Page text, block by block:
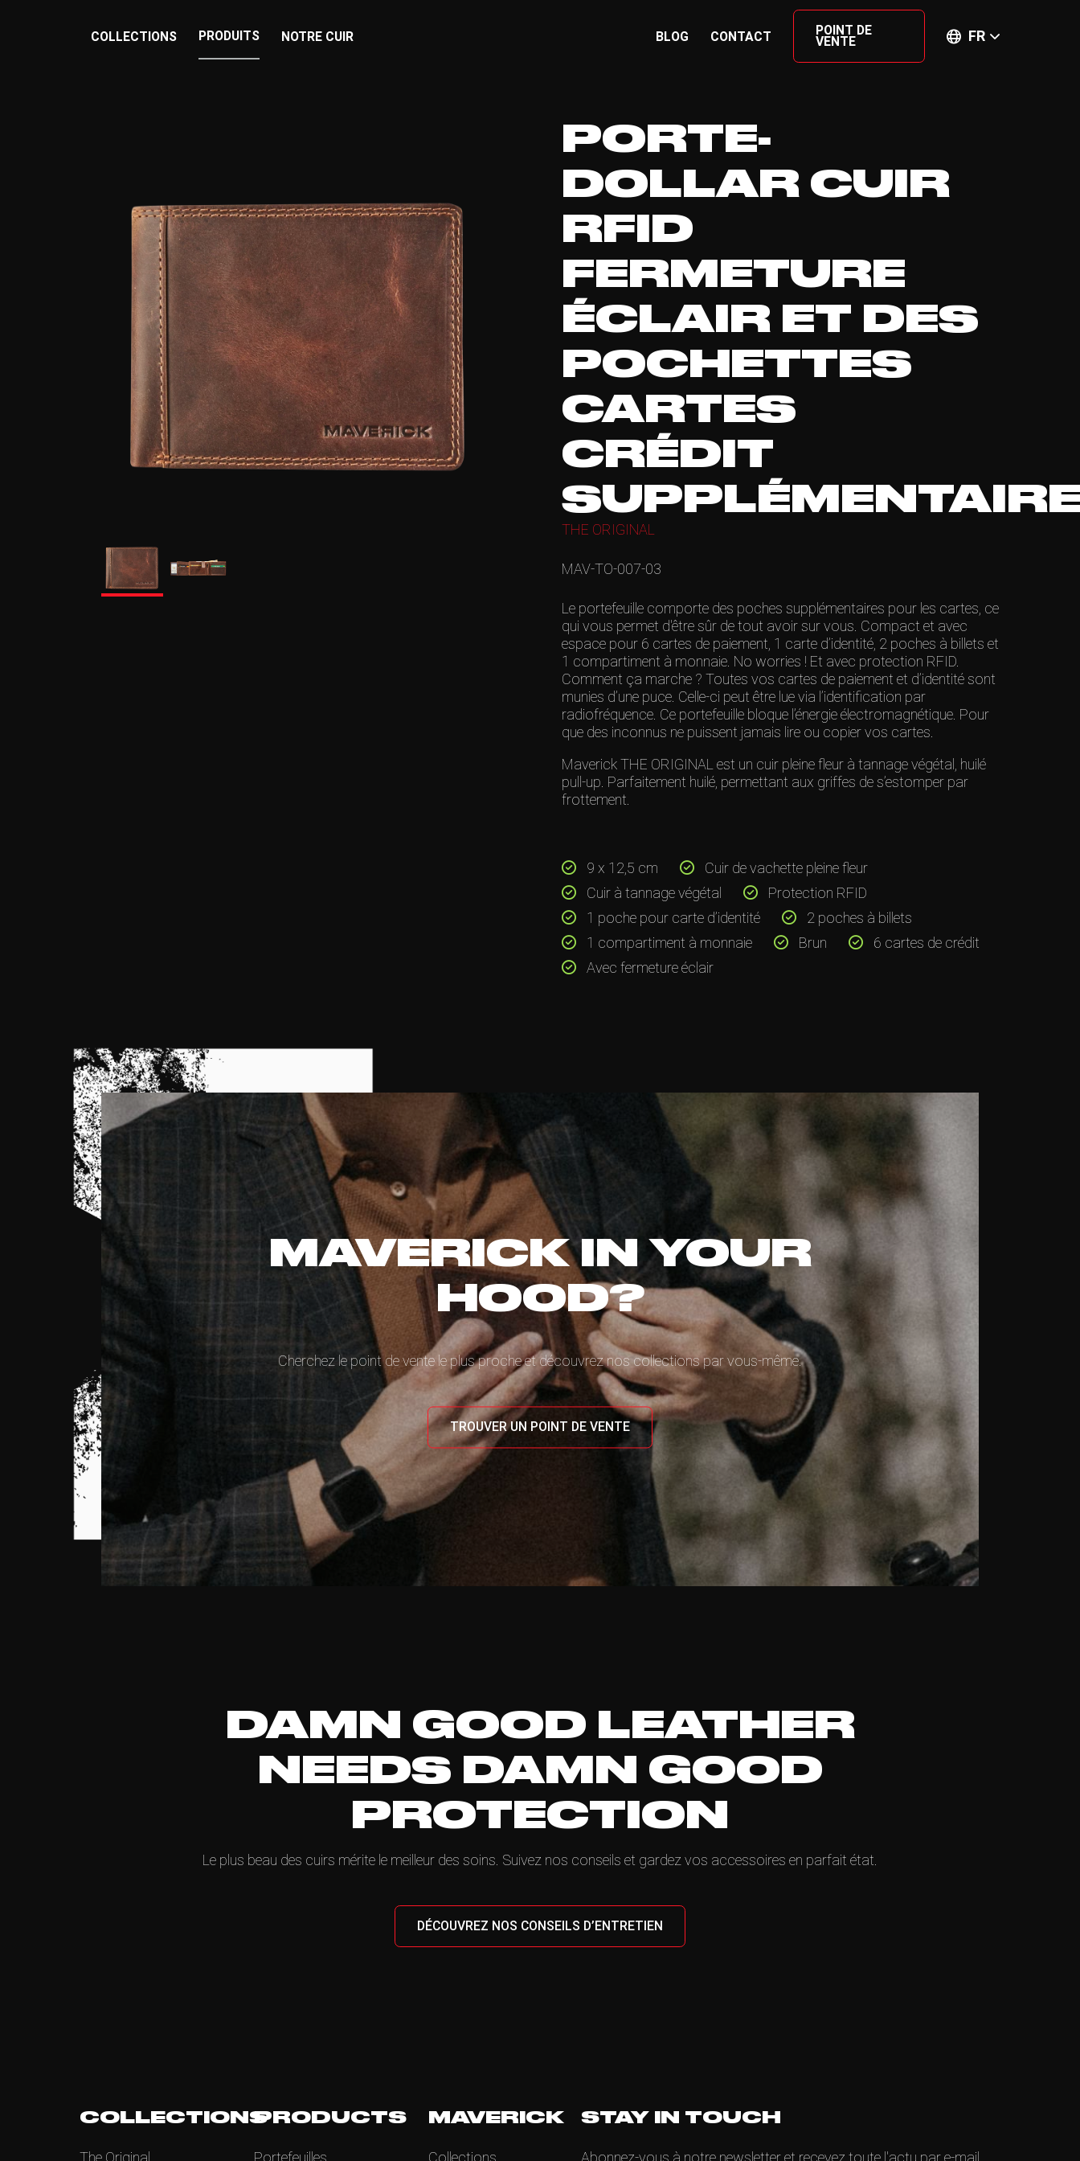
COLLECTIONS PRODUITS NOTRE CUIR BLOG CONTACT POINT DE
VENTE FR
PORTE-
DOLLAR CUIR
RFID
FERMETURE
ÉCLAIR ET DES
POCHETTES
CARTES
CRÉDIT
THE ORIGINAL
MAV-TO-007-03
Le portefeuille comporte des poches supplémentaires pour les cartes, ce
qui vous permet d'être sûr de tout avoir sur vous. Compact et avec
espace pour 6 cartes de paiement, 1 carte d’identité, 2 poches à billets et
1 compartiment à monnaie. No worries ! Et avec protection RFID.
Comment ça marche ? Toutes vos cartes de paiement et d’identité sont
munies d’une puce. Celle-ci peut être lue via l’identification par
radiofréquence. Ce portefeuille bloque l’énergie électromagnétique. Pour
que des inconnus ne puissent jamais lire ou copier vos cartes.
Maverick THE ORIGINAL est un cuir pleine fleur à tannage végétal, huilé
pull-up. Parfaitement huilé, permettant aux griffes de s’estomper par
frottement.
9 x 12,5 cm
Cuir de vachette pleine fleur
Cuir à tannage végétal
Protection RFID
1 poche pour carte d’identité
2 poches à billets
1 compartiment à monnaie
Brun
6 cartes de crédit
Avec fermeture éclair
MAVERICK IN YOUR
HOOD?
Cherchez le point de vente le plus proche et découvrez nos collections par vous-même.
TROUVER UN POINT DE VENTE
DAMN GOOD LEATHER
NEEDS DAMN GOOD
PROTECTION
Le plus beau des cuirs mérite le meilleur des soins. Suivez nos conseils et gardez vos accessoires en parfait état.
DÉCOUVREZ NOS CONSEILS D’ENTRETIEN
COLLECTIONS
The Original
PRODUCTS
Portefeuilles
MAVERICK
Collections
STAY IN TOUCH
Abonnez-vous à notre newsletter et recevez toute l'actu par e-mail,